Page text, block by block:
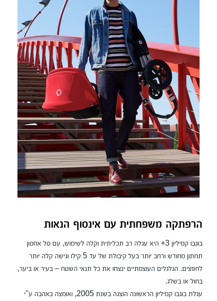
הרפתקה משפחתית עם אינסוף הנאות
בוגבו קמיליון 3+ היא עגלה רב תכליתית וקלה לשימוש, עם סל אחסון
תחתון מחודש ורחב יותר בעל קיבולת של עד 5 קילו וגישה קלה יותר
לחפצים. הגלגלים העוצמתיים ינצחו את כל תנאי השטח – בעיר או ביער,
בחול או בשלג.
עגלת בוגבו קמיליון הראשונה הוצגה בשנת 2005, ואומצה באהבה ע"י